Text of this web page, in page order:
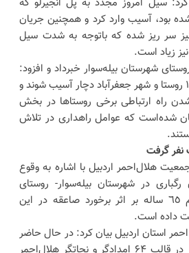
بود، آسیب وارد کرد و همچنین جریان
سر ریز شده که باتوجه به شدت سیل
زیاد است.
از وقوع سیل در ۱۷ روستای شهرستان بیله‌سوار خبرداد و افزود:
جریان سیل سبب شده ۱۷ روستا و شهر جعفرآباد دچار آسیب شوند و
راه ارتباطی برخی روستاها در بخش
شده‌است که عوامل راهداری در تلاش
نفر گرفت
هلال‌احمر اردبیل با اشاره به وقوع
در شهرستان بیله‌سوار- روستای
فولادلو، گفت: یک خانم ٦٥ ساله بر اثر برخورد صاعقه در این
داده است.
استان اردبیل بیان کرد: در حال حاضر